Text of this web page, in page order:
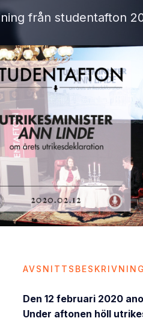
från studentafton
AVSNITTSBESKRIVNING
Den 12 februari 2020
Under aftonen höll